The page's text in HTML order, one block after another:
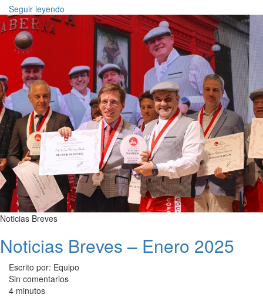
Seguir leyendo
Noticias Breves
Noticias Breves – Enero 2025
Escrito por: Equipo
Sin comentarios
4 minutos